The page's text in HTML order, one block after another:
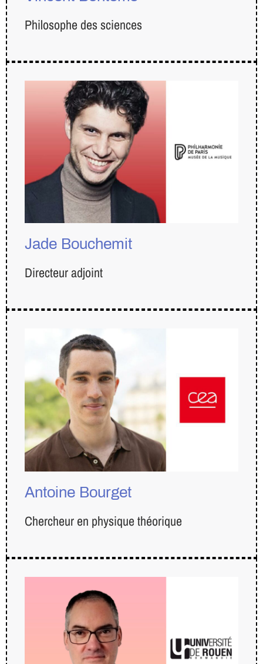
Philosophe des sciences
Jade Bouchemit
Directeur adjoint
Antoine Bourget
Chercheur en physique théorique